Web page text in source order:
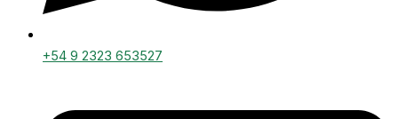
+54 9 2323 653527